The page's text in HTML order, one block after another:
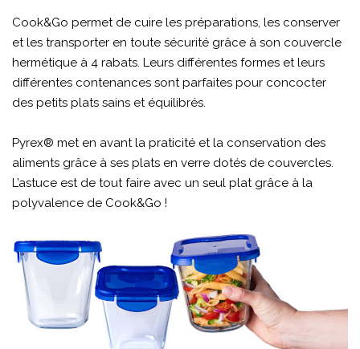
Cook&Go permet de cuire les préparations, les conserver
et les transporter en toute sécurité grâce à son couvercle
hermétique à 4 rabats. Leurs différentes formes et leurs
différentes contenances sont parfaites pour concocter
des petits plats sains et équilibrés.
Pyrex® met en avant la praticité et la conservation des
aliments grâce à ses plats en verre dotés de couvercles.
L’astuce est de tout faire avec un seul plat grâce à la
polyvalence de Cook&Go !